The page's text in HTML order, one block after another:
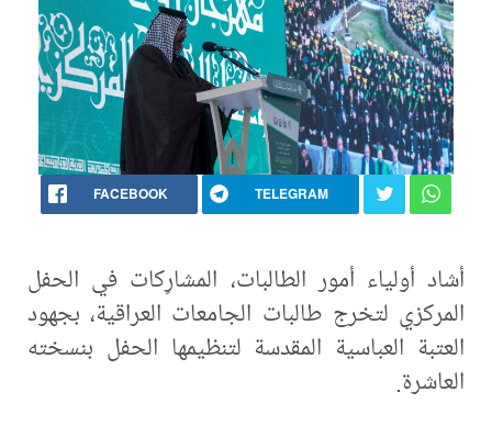
FACEBOOK TELEGRAM
أشاد أولياء أمور الطالبات، المشارِكات في الحفل
المركزي لتخرج طالبات الجامعات العراقية، بجهود
العتبة العباسية المقدسة لتنظيمها الحفل بنسخته
العاشرة.